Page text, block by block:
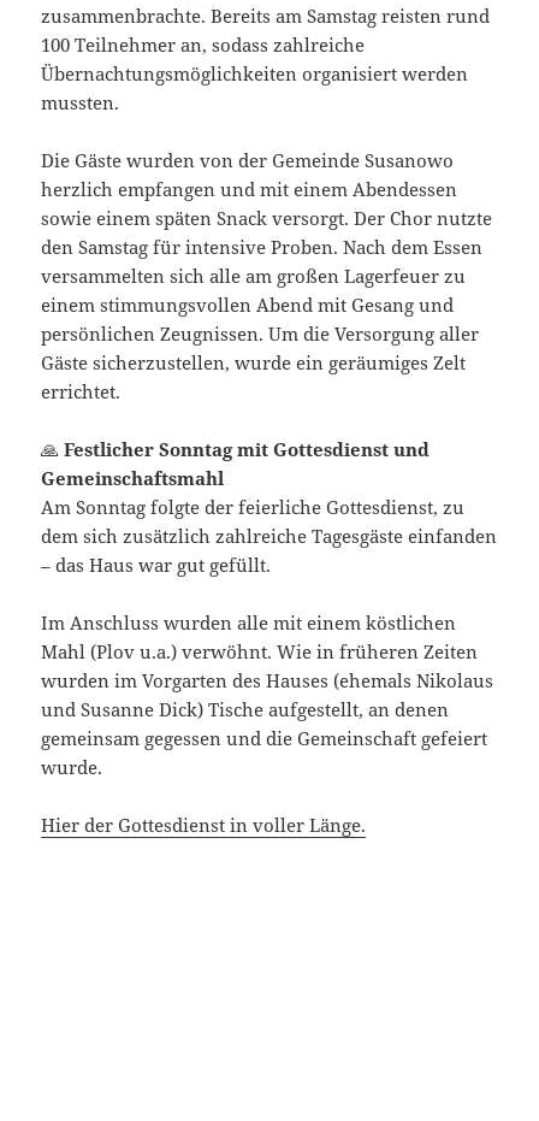
zusammenbrachte. Bereits am Samstag reisten rund
100 Teilnehmer an, sodass zahlreiche
Übernachtungsmöglichkeiten organisiert werden
mussten.
Die Gäste wurden von der Gemeinde Susanowo
herzlich empfangen und mit einem Abendessen
sowie einem späten Snack versorgt. Der Chor nutzte
den Samstag für intensive Proben. Nach dem Essen
versammelten sich alle am großen Lagerfeuer zu
einem stimmungsvollen Abend mit Gesang und
persönlichen Zeugnissen. Um die Versorgung aller
Gäste sicherzustellen, wurde ein geräumiges Zelt
errichtet.
🙏Festlicher Sonntag mit Gottesdienst und
Gemeinschaftsmahl
Am Sonntag folgte der feierliche Gottesdienst, zu
dem sich zusätzlich zahlreiche Tagesgäste einfanden
– das Haus war gut gefüllt.
Im Anschluss wurden alle mit einem köstlichen
Mahl (Plov u.a.) verwöhnt. Wie in früheren Zeiten
wurden im Vorgarten des Hauses (ehemals Nikolaus
und Susanne Dick) Tische aufgestellt, an denen
gemeinsam gegessen und die Gemeinschaft gefeiert
wurde.
Hier der Gottesdienst in voller Länge.